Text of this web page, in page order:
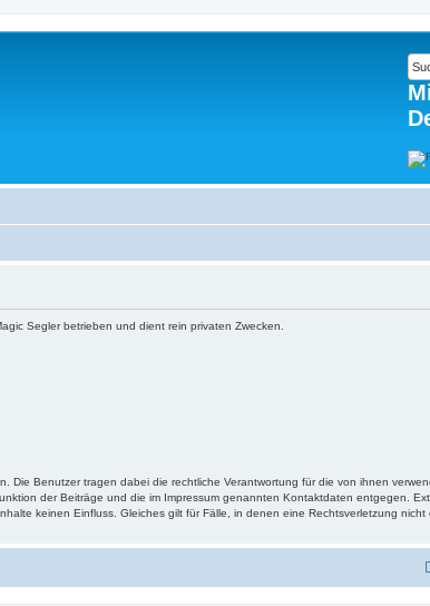
Segler betrieben und dient rein privaten Zwecken.
Die Benutzer tragen dabei die rechtliche Verantwortung für die von ihnen
der Beiträge und die im Impressum genannten Kontaktdaten entgegen.
keinen Einfluss. Gleiches gilt für Fälle, in denen eine Rechtsverletzung